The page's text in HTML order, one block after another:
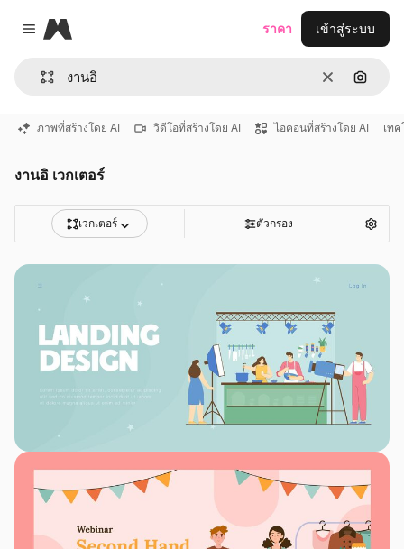
Close menu
Magnific
ชัดเจนค้นหา
ราคา เข้าสู่ระบบ
ภาพที่สร้างโดย AI วิดีโอที่สร้างโดย AI ไอคอนที่สร้างโดย AI เท
งานอิ เวกเตอร์
เวกเตอร์ ตัวกรอง